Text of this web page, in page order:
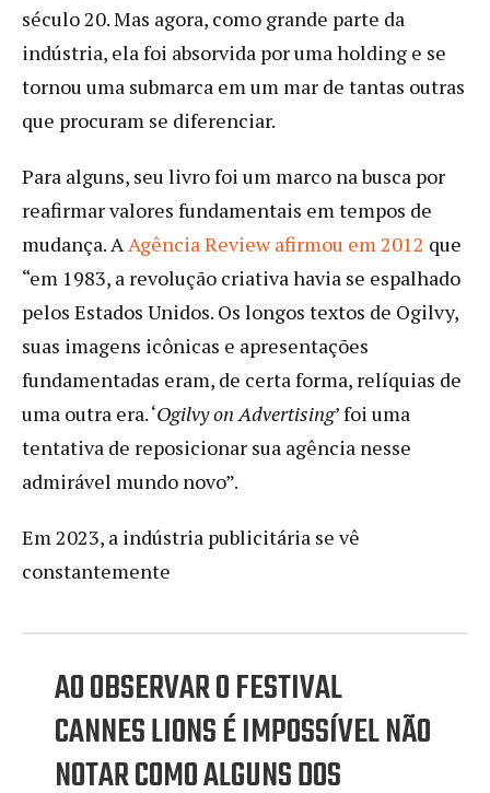
século 20. Mas agora, como grande parte da
indústria, ela foi absorvida por uma holding e se
tornou uma submarca em um mar de tantas outras
que procuram se diferenciar.
Para alguns, seu livro foi um marco na busca por
reafirmar valores fundamentais em tempos de
mudança. AAgência Review afirmou em 2012 que
“em 1983, a revolução criativa havia se espalhado
pelos Estados Unidos. Os longos textos de Ogilvy,
suas imagens icônicas e apresentações
fundamentadas eram, de certa forma, relíquias de
uma outra era. ‘Ogilvy on Advertising’ foi uma
tentativa de reposicionar sua agência nesse
admirável mundo novo”.
Em 2023, a indústria publicitária se vê
constantemente
AO OBSERVAR O FESTIVAL
CANNES LIONS É IMPOSSÍVEL NÃO
NOTAR COMO ALGUNS DOS